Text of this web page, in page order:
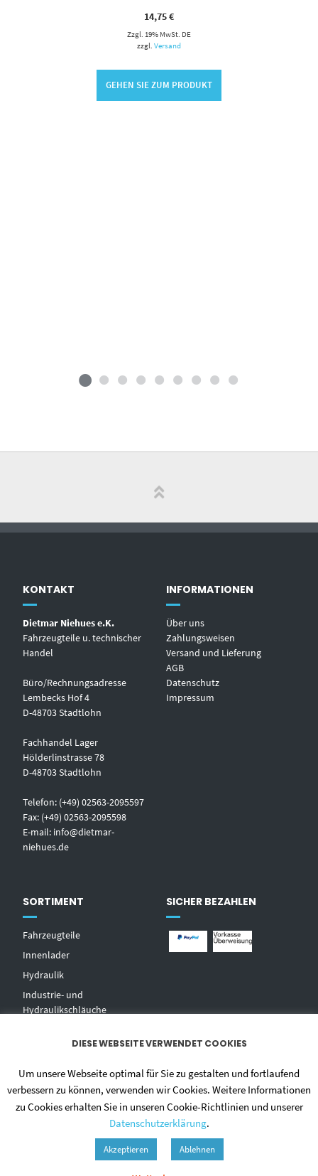
14,75€
Zzgl. 19% MwSt. DE
zzgl.Versand
GEHEN SIE ZUM PRODUKT
KONTAKT
Dietmar Niehues e.K.
Fahrzeugteile u. technischer
Handel
Büro/Rechnungsadresse
Lembecks Hof 4
D-48703 Stadtlohn
Fachhandel Lager
Hölderlinstrasse 78
D-48703 Stadtlohn
Telefon: (+49) 02563-2095597
Fax: (+49) 02563-2095598
E-mail: info@dietmar-
niehues.de
INFORMATIONEN
Über uns
Zahlungsweisen
Versand und Lieferung
AGB
Datenschutz
Impressum
SORTIMENT
Fahrzeugteile
Innenlader
Hydraulik
Industrie- und
Hydraulikschläuche
Zentralschmierungen
Hochdruckwaschgeräte und
SICHER BEZAHLEN
DIESE WEBSEITE VERWENDET COOKIES
Um unsere Webseite optimal für Sie zu gestalten und fortlaufend
verbessern zu können, verwenden wir Cookies. Weitere Informationen
zu Cookies erhalten Sie in unseren Cookie-Richtlinien und unserer
Datenschutzerklärung.
Akzeptieren Ablehnen